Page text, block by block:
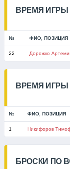
ВРЕМЯ ИГРЫ
№ ФИО, ПОЗИЦИЯ
22 Дорожко
ВРЕМЯ ИГРЫ
№ ФИО, ПОЗИЦИЯ
1 Никифоров
БРОСКИ ПО